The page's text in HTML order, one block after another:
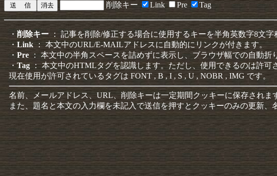
削除キー Link Pre Tag
・ 削除キー： 記事を削除/修正する場合に使用するキーを半角英数字8文
・Link： 本文中のURL/E-MAILアドレスに自動的にリンクが付きます。
・Pre ： 本文中の半角スペースを詰めずに表示し、ブラウザ幅での自動折
・Tag： 本文中のHTMLタグを認識します。ただし、使用できるのは許可
現在使用が許可されているタグは FONT , B , I , S , U , NOBR , IMG です。
名前、メールアドレス、URL、削除キーは一定期間クッキーに保存されま
また、題名と本文の入力欄を未記入で送信を押すとクッキーのみの更新